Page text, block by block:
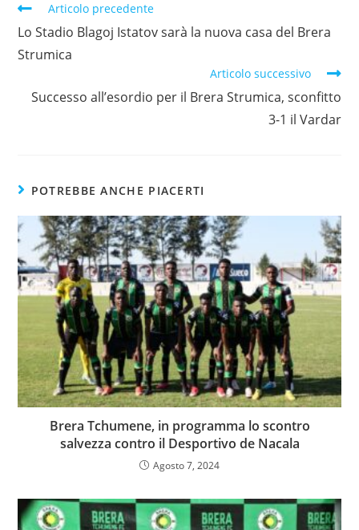
Articolo precedente
Lo Stadio Blagoj Istatov sarà la nuova casa del Brera
Strumica
Articolo successivo
Successo all’esordio per il Brera Strumica, sconfitto
3-1 il Vardar
POTREBBE ANCHE PIACERTI
Brera Tchumene, in programma lo scontro
salvezza contro il Desportivo de Nacala
Agosto 7, 2024